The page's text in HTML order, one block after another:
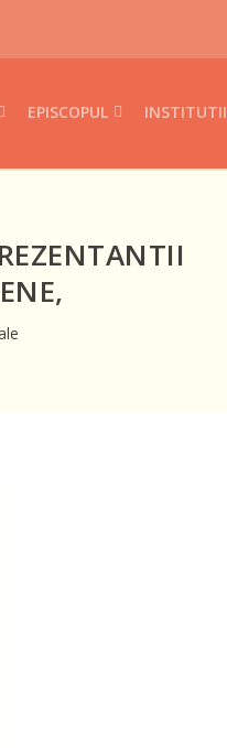
EPISCOPUL INSTITUTII